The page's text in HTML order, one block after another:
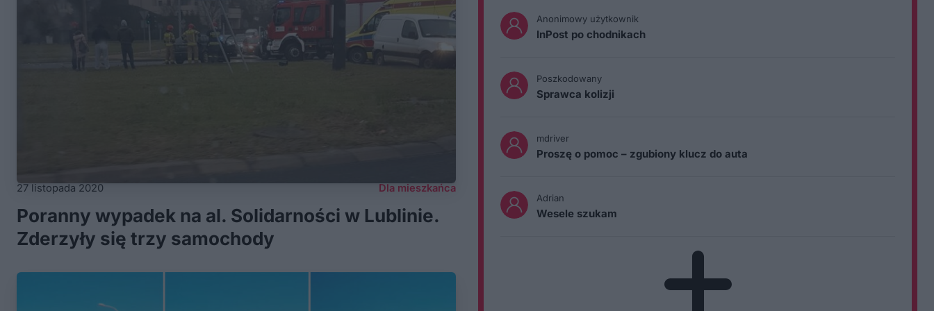
27 listopada 2020 Dla mieszkańca
Poranny wypadek na al. Solidarności w Lublinie.
Zderzyły się trzy samochody
Anonimowy użytkownik
InPost po chodnikach
Poszkodowany
Sprawca kolizji
mdriver
Proszę o pomoc – zgubiony klucz do auta
Adrian
Wesele szukam